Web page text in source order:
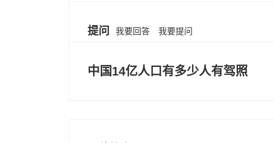
提问 我要回答 我要提问
中国14亿人口有多少人有驾照